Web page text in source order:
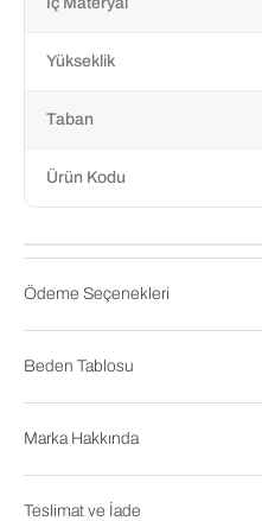
Yükseklik
Taban
Ürün Kodu
Ödeme Seçenekleri
Beden Tablosu
Marka Hakkında
Teslimat ve İade